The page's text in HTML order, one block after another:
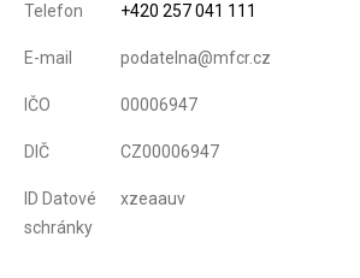
Telefon +420 257 041 111
E-mail podatelna@mfcr.cz
IČO 00006947
DIČ CZ00006947
ID Datové
schránky
xzeaauv